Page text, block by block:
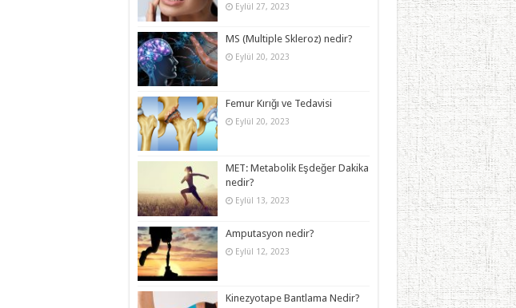
Eylül 27, 2023
MS (Multiple Skleroz) nedir?
Eylül 20, 2023
Femur Kırığı ve Tedavisi
Eylül 20, 2023
MET: Metabolik Eşdeğer Dakika
nedir?
Eylül 13, 2023
Amputasyon nedir?
Eylül 12, 2023
Kinezyotape Bantlama Nedir?